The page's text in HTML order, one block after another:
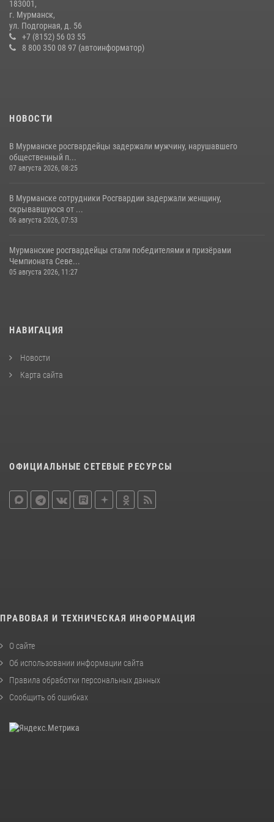
В Мурманске росгвардейцы задержали женщину, пытавшуюся
похитить одежду из гипермаркета
08 июля 2026, 08:03
183001,
г. Мурманск,
ул. Подгорная, д. 56
+7 (8152) 56 03 55
8 800 350 08 97 (автоинформатор)
НОВОСТИ
В Мурманске росгвардейцы задержали мужчину, нарушавшего
общественный п...
07 августа 2026, 08:25
В Мурманске сотрудники Росгвардии задержали женщину,
скрывавшуюся от ...
06 августа 2026, 07:53
Мурманские росгвардейцы стали победителями и призёрами
Чемпионата Севе...
05 августа 2026, 11:27
НАВИГАЦИЯ
Новости
Карта сайта
ОФИЦИАЛЬНЫЕ СЕТЕВЫЕ РЕСУРСЫ
ПРАВОВАЯ И ТЕХНИЧЕСКАЯ ИНФОРМАЦИЯ
О сайте
Об использовании информации сайта
Правила обработки персональных данных
Сообщить об ошибках